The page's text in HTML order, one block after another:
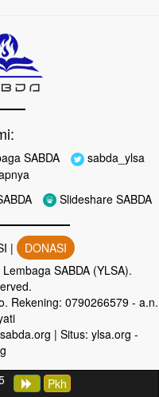
Pkh
SABDA
sabda_ylsa
Slideshare SABDA
|
DONASI
SABDA (YLSA).
Rekening: 0790266579 - a.n.
| Situs: ylsa.org -